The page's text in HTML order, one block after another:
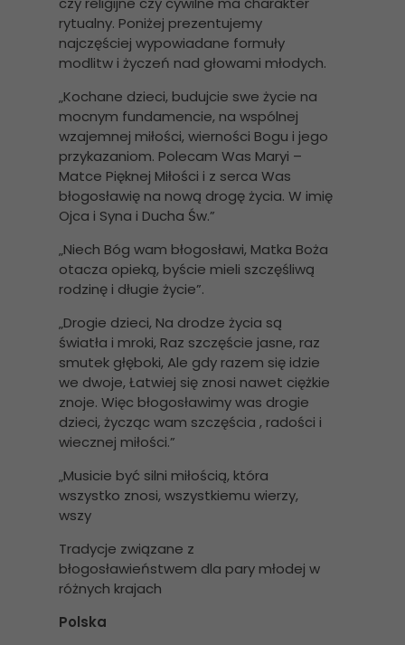
rytualny. Poniżej prezentujemy
najczęściej wypowiadane formuły
modlitw i życzeń nad głowami młodych.
„Kochane dzieci, budujcie swe życie na
mocnym fundamencie, na wspólnej
wzajemnej miłości, wierności Bogu i jego
przykazaniom. Polecam Was Maryi –
Matce Pięknej Miłości i z serca Was
błogosławię na nową drogę życia. W imię
Ojca i Syna i Ducha Św.”
„Niech Bóg wam błogosławi, Matka Boża
otacza opieką, byście mieli szczęśliwą
rodzinę i długie życie”.
„Drogie dzieci, Na drodze życia są
światła i mroki, Raz szczęście jasne, raz
smutek głęboki, Ale gdy razem się idzie
we dwoje, Łatwiej się znosi nawet ciężkie
znoje. Więc błogosławimy was drogie
dzieci, życząc wam szczęścia , radości i
wiecznej miłości.”
„Musicie być silni miłością, która
wszystko znosi, wszystkiemu wierzy,
wszy
Tradycje związane z
błogosławieństwem dla pary młodej w
różnych krajach
Polska